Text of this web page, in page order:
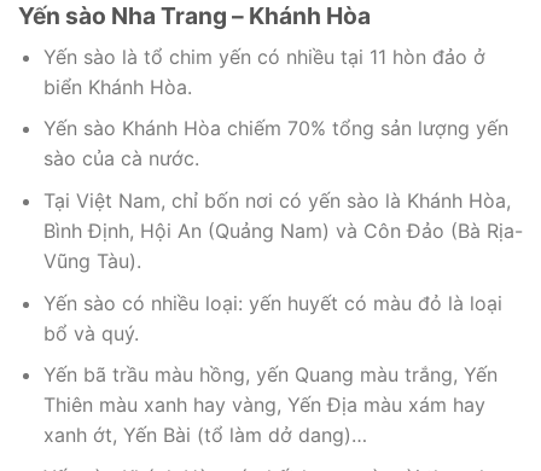
Yến sào Nha Trang – Khánh Hòa
Yến sào là tổ chim yến có nhiều tại 11 hòn đảo ở
biển Khánh Hòa.
Yến sào Khánh Hòa chiếm 70% tổng sản lượng yến
sào của cà nước.
Tại Việt Nam, chỉ bốn nơi có yến sào là Khánh Hòa,
Bình Định, Hội An (Quảng Nam) và Côn Đảo (Bà Rịa-
Vũng Tàu).
Yến sào có nhiều loại: yến huyết có màu đỏ là loại
bổ và quý.
Yến bã trầu màu hồng, yến Quang màu trắng, Yến
Thiên màu xanh hay vàng, Yến Địa màu xám hay
xanh ớt, Yến Bài (tổ làm dở dang)…